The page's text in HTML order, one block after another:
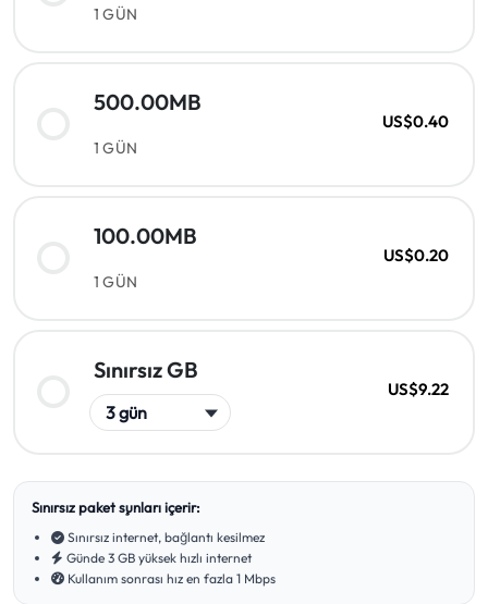
1 GÜN
500.00MB
1 GÜN
US$0.40
100.00MB
1 GÜN
US$0.20
Sınırsız GB
US$9.22
Sınırsız paket şunları içerir:
Sınırsız internet, bağlantı kesilmez
Günde 3 GB yüksek hızlı internet
Kullanım sonrası hız en fazla 1 Mbps